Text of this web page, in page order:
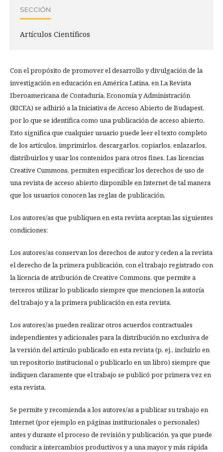
SECCIÓN
Artículos Científicos
Con el propósito de promover el desarrollo y divulgación de la
investigación en educación en América Latina, en La Revista
Iberoamericana de Contaduría, Economía y Administración
(RICEA) se adhirió a la Iniciativa de Acceso Abierto de Budapest,
por lo que se identifica como una publicación de acceso abierto.
Esto significa que cualquier usuario puede leer el texto completo
de los artículos, imprimirlos, descargarlos, copiarlos, enlazarlos,
distribuirlos y usar los contenidos para otros fines. Las licencias
Creative Cummons, permiten especificar los derechos de uso de
una revista de acceso abierto disponible en Internet de tal manera
que los usuarios conocen las reglas de publicación.
Los autores/as que publiquen en esta revista aceptan las siguientes
condiciones:
Los autores/as conservan los derechos de autor y ceden a la revista
el derecho de la primera publicación, con el trabajo registrado con
la licencia de atribución de Creative Commons, que permite a
terceros utilizar lo publicado siempre que mencionen la autoría
del trabajo y a la primera publicación en esta revista.
Los autores/as pueden realizar otros acuerdos contractuales
independientes y adicionales para la distribución no exclusiva de
la versión del artículo publicado en esta revista (p. ej., incluirlo en
un repositorio institucional o publicarlo en un libro) siempre que
indiquen claramente que el trabajo se publicó por primera vez en
esta revista.
Se permite y recomienda a los autores/as a publicar su trabajo en
Internet (por ejemplo en páginas institucionales o personales)
antes y durante el proceso de revisión y publicación, ya que puede
conducir a intercambios productivos y a una mayor y más rápida